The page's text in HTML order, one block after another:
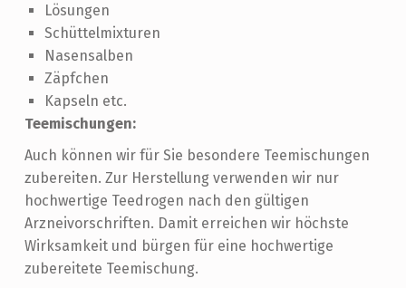
Lösungen
Schüttelmixturen
Nasensalben
Zäpfchen
Kapseln etc.
Teemischungen:
Auch können wir für Sie besondere Teemischungen
zubereiten. Zur Herstellung verwenden wir nur
hochwertige Teedrogen nach den gültigen
Arzneivorschriften. Damit erreichen wir höchste
Wirksamkeit und bürgen für eine hochwertige
zubereitete Teemischung.